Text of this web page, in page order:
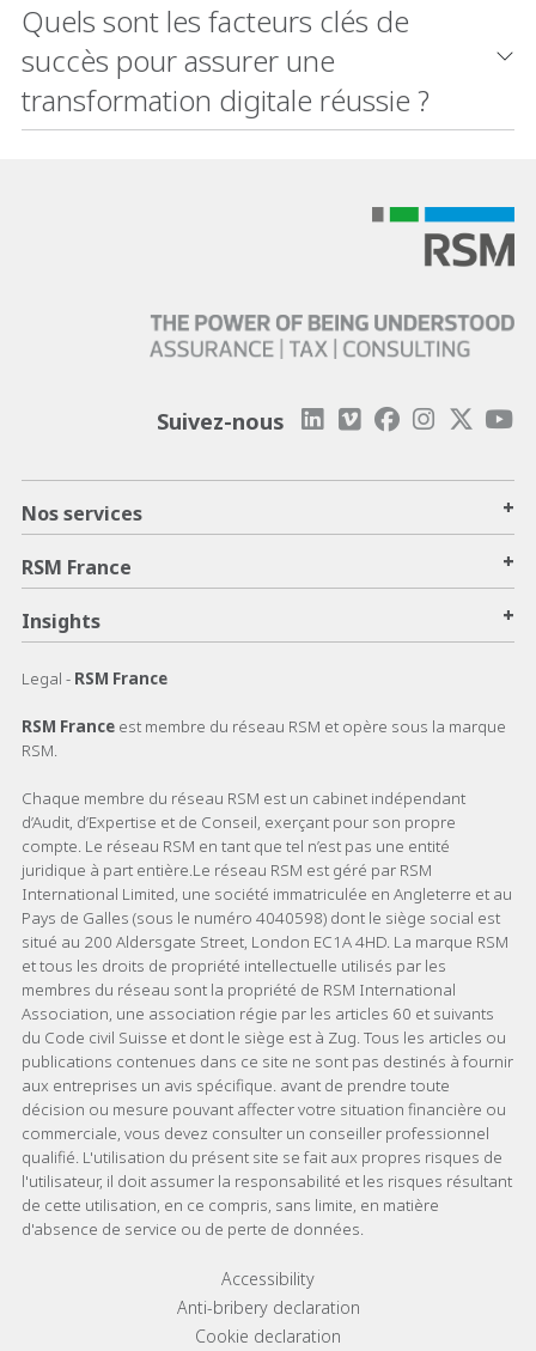
Quels sont les facteurs clés de
succès pour assurer une
transformation digitale réussie ?
Suivez-nous
Nos services +
RSM France +
Insights +
Legal - RSM France
RSM France est membre du réseau RSM et opère sous la marque
RSM.
Chaque membre du réseau RSM est un cabinet indépendant
d’Audit, d’Expertise et de Conseil, exerçant pour son propre
compte. Le réseau RSM en tant que tel n’est pas une entité
juridique à part entière.Le réseau RSM est géré par RSM
International Limited, une société immatriculée en Angleterre et au
Pays de Galles (sous le numéro 4040598) dont le siège social est
situé au 200 Aldersgate Street, London EC1A 4HD. La marque RSM
et tous les droits de propriété intellectuelle utilisés par les
membres du réseau sont la propriété de RSM International
Association, une association régie par les articles 60 et suivants
du Code civil Suisse et dont le siège est à Zug. Tous les articles ou
publications contenues dans ce site ne sont pas destinés à fournir
aux entreprises un avis spécifique. avant de prendre toute
décision ou mesure pouvant affecter votre situation financière ou
commerciale, vous devez consulter un conseiller professionnel
qualifié. L'utilisation du présent site se fait aux propres risques de
l'utilisateur, il doit assumer la responsabilité et les risques résultant
de cette utilisation, en ce compris, sans limite, en matière
d'absence de service ou de perte de données.
Footer menu linksAccessibility
Anti-bribery declaration
Cookie declaration